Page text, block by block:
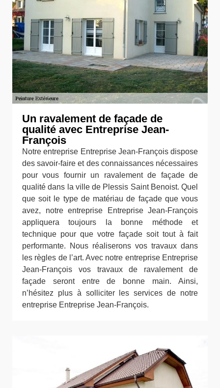
Un ravalement de façade de
qualité avec Entreprise Jean-
François
Notre entreprise Entreprise Jean-François dispose
des savoir-faire et des connaissances nécessaires
pour vous fournir un ravalement de façade de
qualité dans la ville de Plessis Saint Benoist. Quel
que soit le type de matériau de façade que vous
avez, notre entreprise Entreprise Jean-François
appliquera toujours la bonne méthode et
technique pour que votre façade soit tout à fait
performante. Nous réaliserons vos travaux dans
les règles de l’art. Avec notre entreprise Entreprise
Jean-François vos travaux de ravalement de
façade seront entre de bonne main. Ainsi,
n’hésitez plus à solliciter les services de notre
entreprise Entreprise Jean-François.